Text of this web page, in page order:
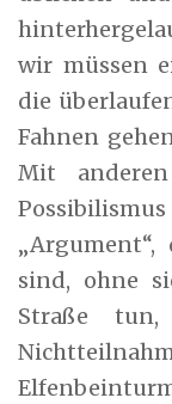
wir müssen
die
Fahnen
Mit
sind, ohne
Straße